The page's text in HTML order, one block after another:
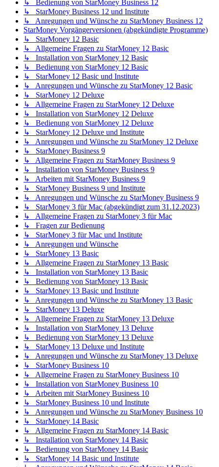
↳ Bedienung von StarMoney Business 12
↳ StarMoney Business 12 und Institute
↳ Anregungen und Wünsche zu StarMoney Business 12
StarMoney Vorgängerversionen (abgekündigte Programme)
↳ StarMoney 12 Basic
↳ Allgemeine Fragen zu StarMoney 12 Basic
↳ Installation von StarMoney 12 Basic
↳ Bedienung von StarMoney 12 Basic
↳ StarMoney 12 Basic und Institute
↳ Anregungen und Wünsche zu StarMoney 12 Basic
↳ StarMoney 12 Deluxe
↳ Allgemeine Fragen zu StarMoney 12 Deluxe
↳ Installation von StarMoney 12 Deluxe
↳ Bedienung von StarMoney 12 Deluxe
↳ StarMoney 12 Deluxe und Institute
↳ Anregungen und Wünsche zu StarMoney 12 Deluxe
↳ StarMoney Business 9
↳ Allgemeine Fragen zu StarMoney Business 9
↳ Installation von StarMoney Business 9
↳ Arbeiten mit StarMoney Business 9
↳ StarMoney Business 9 und Institute
↳ Anregungen und Wünsche zu StarMoney Business 9
↳ StarMoney 3 für Mac (abgekündigt zum 31.12.2023)
↳ Allgemeine Fragen zu StarMoney 3 für Mac
↳ Fragen zur Bedienung
↳ StarMoney 3 für Mac und Institute
↳ Anregungen und Wünsche
↳ StarMoney 13 Basic
↳ Allgemeine Fragen zu StarMoney 13 Basic
↳ Installation von StarMoney 13 Basic
↳ Bedienung von StarMoney 13 Basic
↳ StarMoney 13 Basic und Institute
↳ Anregungen und Wünsche zu StarMoney 13 Basic
↳ StarMoney 13 Deluxe
↳ Allgemeine Fragen zu StarMoney 13 Deluxe
↳ Installation von StarMoney 13 Deluxe
↳ Bedienung von StarMoney 13 Deluxe
↳ StarMoney 13 Deluxe und Institute
↳ Anregungen und Wünsche zu StarMoney 13 Deluxe
↳ StarMoney Business 10
↳ Allgemeine Fragen zu StarMoney Business 10
↳ Installation von StarMoney Business 10
↳ Arbeiten mit StarMoney Business 10
↳ StarMoney Business 10 und Institute
↳ Anregungen und Wünsche zu StarMoney Business 10
↳ StarMoney 14 Basic
↳ Allgemeine Fragen zu StarMoney 14 Basic
↳ Installation von StarMoney 14 Basic
↳ Bedienung von StarMoney 14 Basic
↳ StarMoney 14 Basic und Institute